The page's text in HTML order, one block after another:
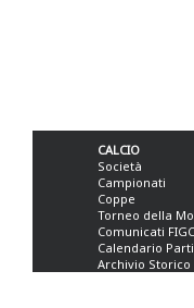
CALCIO
Società
Campionati
Coppe
Torneo della
Comunicati FIGC
Calendario
Archivio Storico